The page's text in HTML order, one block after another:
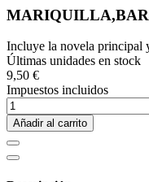
Incluye la novela principal
Últimas unidades en stock
9,50 €
Impuestos incluidos
Añadir al carrito